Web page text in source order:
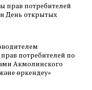
прав потребителей
День открытых
потребителей по
Акмолинского
өркендеу»